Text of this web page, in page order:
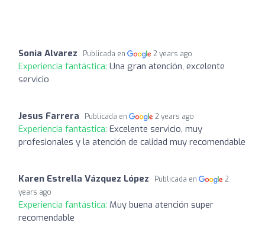
Sonia Alvarez Publicada en 2 years ago
Experiencia fantástica: Una gran atención, excelente
servicio
Jesus Farrera Publicada en 2 years ago
Experiencia fantástica: Excelente servicio, muy
profesionales y la atención de calidad muy recomendable
Karen Estrella Vázquez López Publicada en
2
years ago
Experiencia fantástica: Muy buena atención super
recomendable